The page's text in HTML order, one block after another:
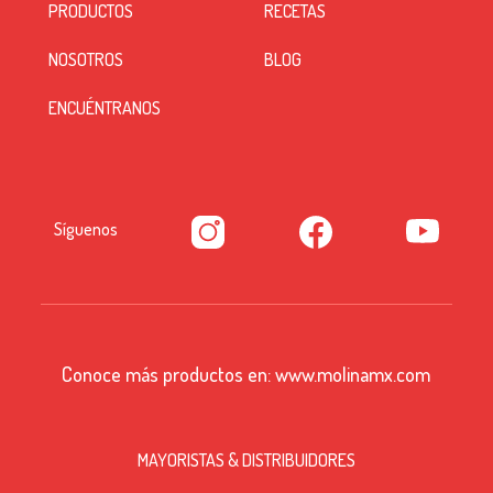
PRODUCTOS RECETAS
NOSOTROS BLOG
ENCUÉNTRANOS
Síguenos
Conoce más productos en:www.molinamx.com
MAYORISTAS & DISTRIBUIDORES